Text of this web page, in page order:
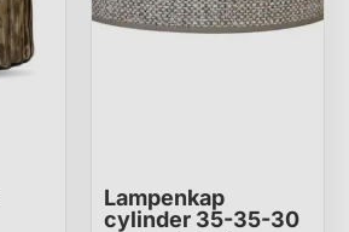
Lampenkap
cylinder 35-35-30